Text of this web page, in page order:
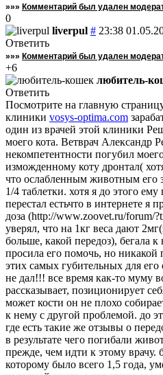
»»» Комментарий был удален
0
liverpul # 23:38
Ответить
»»» Комментарий был удален
+6
любитель-
Ответить
Посмотрите на главную
клиники vosys-optima.com
один из врачей этой клиники
моего кота. Ветврач Александр
некомпетентности погубил
изможденному коту дронтал(
что ослабленным животным его
1/4 таблетки. хотя я до этого
перестал естьчто в интернете я
доза (http://www.zoovet.ru/forum/
уверял, что на 1кг веса дают
больше, какой передоз), бегала
просила его помочь, но
этих самых губительных для его
не дал!!! все время как-то муму
рассказывает, позиционирует
может кости он не плохо
к нему с другой проблемой. до
где есть такие же отзывы о
в результате чего погибали
прежде, чем идти к этому врачу.
которому было всего 1,5 года,